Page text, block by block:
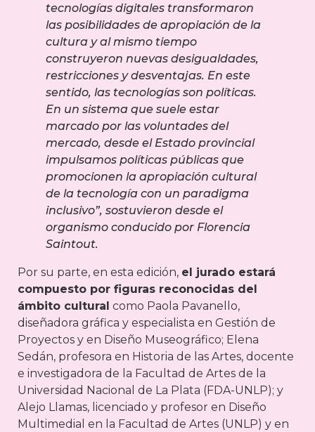
tecnologías digitales transformaron
las posibilidades de apropiación de la
cultura y al mismo tiempo
construyeron nuevas desigualdades,
restricciones y desventajas. En este
sentido, las tecnologías son políticas.
En un sistema que suele estar
marcado por las voluntades del
mercado, desde el Estado provincial
impulsamos políticas públicas que
promocionen la apropiación cultural
de la tecnología con un paradigma
inclusivo”, sostuvieron desde el
organismo conducido por Florencia
Saintout.
Por su parte, en esta edición, el jurado estará
compuesto por figuras reconocidas del
ámbito cultural como Paola Pavanello,
diseñadora gráfica y especialista en Gestión de
Proyectos y en Diseño Museográfico; Elena
Sedán, profesora en Historia de las Artes, docente
e investigadora de la Facultad de Artes de la
Universidad Nacional de La Plata (FDA-UNLP); y
Alejo Llamas, licenciado y profesor en Diseño
Multimedial en la Facultad de Artes (UNLP) y en